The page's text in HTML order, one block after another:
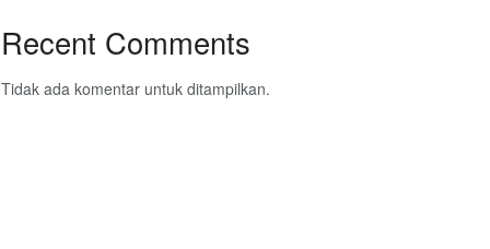
Recent Comments
Tidak ada komentar untuk ditampilkan.